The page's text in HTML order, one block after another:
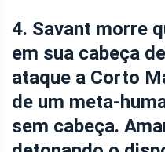
4. Savant morre
em sua cabeça
ataque a Corto
de um meta-
sem cabeça.